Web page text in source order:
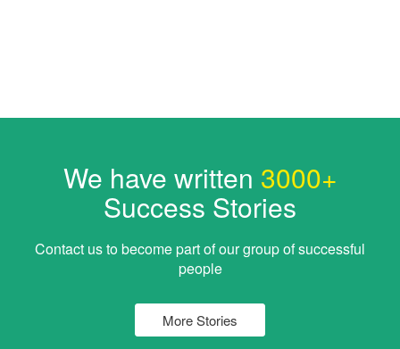
We have written 3000+
Success Stories
Contact us to become part of our group of successful
people
More Stories